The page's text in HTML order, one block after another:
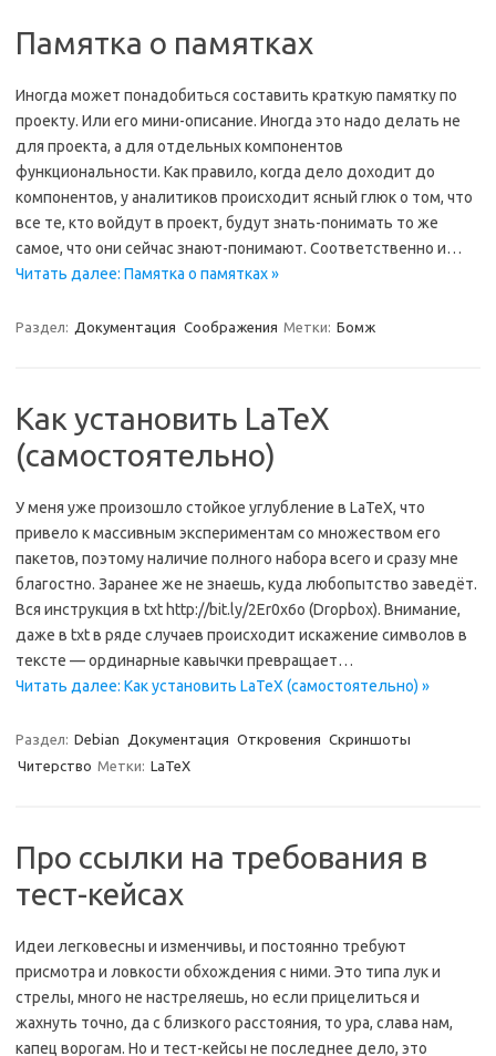
Памятка о памятках
Иногда может понадобиться составить краткую памятку по
проекту. Или его мини-описание. Иногда это надо делать не
для проекта, а для отдельных компонентов
функциональности. Как правило, когда дело доходит до
компонентов, у аналитиков происходит ясный глюк о том, что
все те, кто войдут в проект, будут знать-понимать то же
самое, что они сейчас знают-понимают. Соответственно и…
Читать далее: Памятка о памятках »
Раздел: Документация Соображения Метки: Бомж
Как установить LaTeX
(самостоятельно)
У меня уже произошло стойкое углубление в LaTeX, что
привело к массивным экспериментам со множеством его
пакетов, поэтому наличие полного набора всего и сразу мне
благостно. Заранее же не знаешь, куда любопытство заведёт.
Вся инструкция в txt http://bit.ly/2Er0x6o (Dropbox). Внимание,
даже в txt в ряде случаев происходит искажение символов в
тексте — ординарные кавычки превращает…
Читать далее: Как установить LaTeX (самостоятельно) »
Раздел: Debian Документация Откровения Скриншоты
Читерство Метки: LaTeX
Про ссылки на требования в
тест-кейсах
Идеи легковесны и изменчивы, и постоянно требуют
присмотра и ловкости обхождения с ними. Это типа лук и
стрелы, много не настреляешь, но если прицелиться и
жахнуть точно, да с близкого расстояния, то ура, слава нам,
капец ворогам. Но и тест-кейсы не последнее дело, это